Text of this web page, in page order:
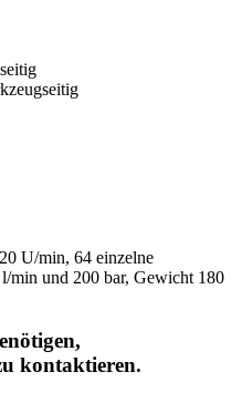
U/min, 64 einzelne
min und 200 bar, Gewicht 180
kontaktieren.